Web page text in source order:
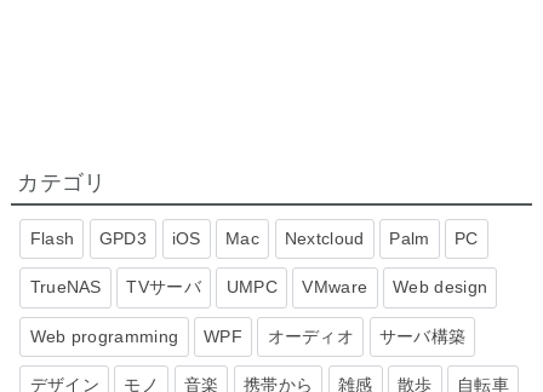
カテゴリ
Flash GPD3 iOS Mac Nextcloud Palm PC
TrueNAS TVサーバ UMPC VMware Web design
Web programming WPF オーディオ サーバ構築
デザイン モノ 音楽 携帯から 雑感 散歩 自転車